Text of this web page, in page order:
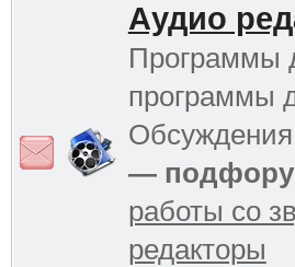
Аудио
Программы
программы
—
работы со
редакторы